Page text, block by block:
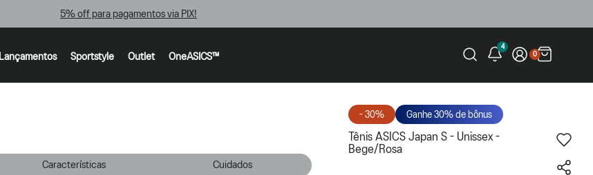
5% off para pagamentos via PIX!
Lançamentos Sportstyle Outlet OneASICS™
4
0
Características Cuidados
- 30% Ganhe 30% de bônus
Tênis ASICS Japan S - Unissex -
Bege/Rosa